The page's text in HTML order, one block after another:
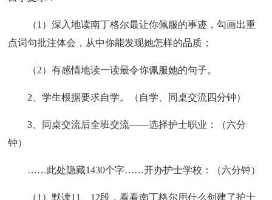
（1）深入地读南丁格尔最让你佩服的事迹，勾画出重
点词句批注体会，从中你能发现她怎样的品质；
（2）有感情地读一读最令你佩服她的句子。
2、学生根据要求自学。（自学、同桌交流四分钟）
3、同桌交流后全班交流——选择护士职业：（六分
钟）
……此处隐藏1430个字……开办护士学校：（六分钟）
（1）默读11、12段，看看南丁格尔用什么创建了护士